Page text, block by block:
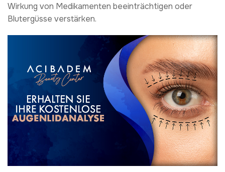
Wirkung von Medikamenten beeinträchtigen oder
Blutergüsse verstärken.